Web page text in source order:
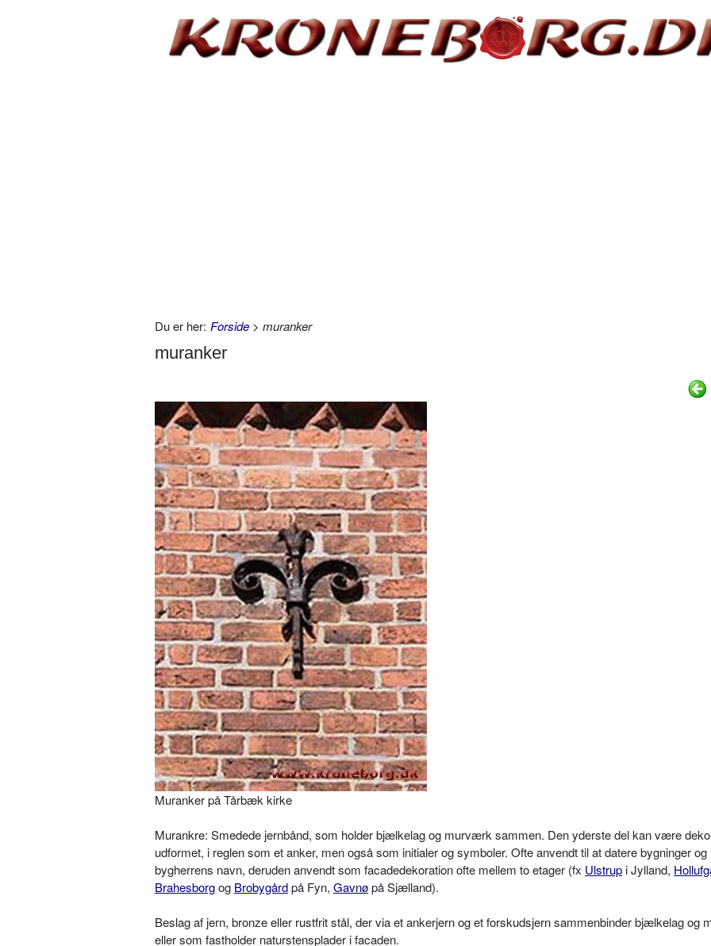
Du er her: Forside > muranker
muranker
Muranker på Tårbæk kirke
Murankre: Smedede jernbånd, som holder bjælkelag og murværk sammen. Den yderste del kan være
udformet, i reglen som et anker, men også som initialer og symboler. Ofte anvendt til at datere bygninger og
bygherrens navn, deruden anvendt som facadedekoration ofte mellem to etager (fx Ulstrupi Jylland,
Brahesborgog Brobygårdpå Fyn, Gavnøpå Sjælland).
Beslag af jern, bronze eller rustfrit stål, der via et ankerjern og et forskudsjern sammenbinder bjælkelag og
eller som fastholder naturstensplader i facaden.